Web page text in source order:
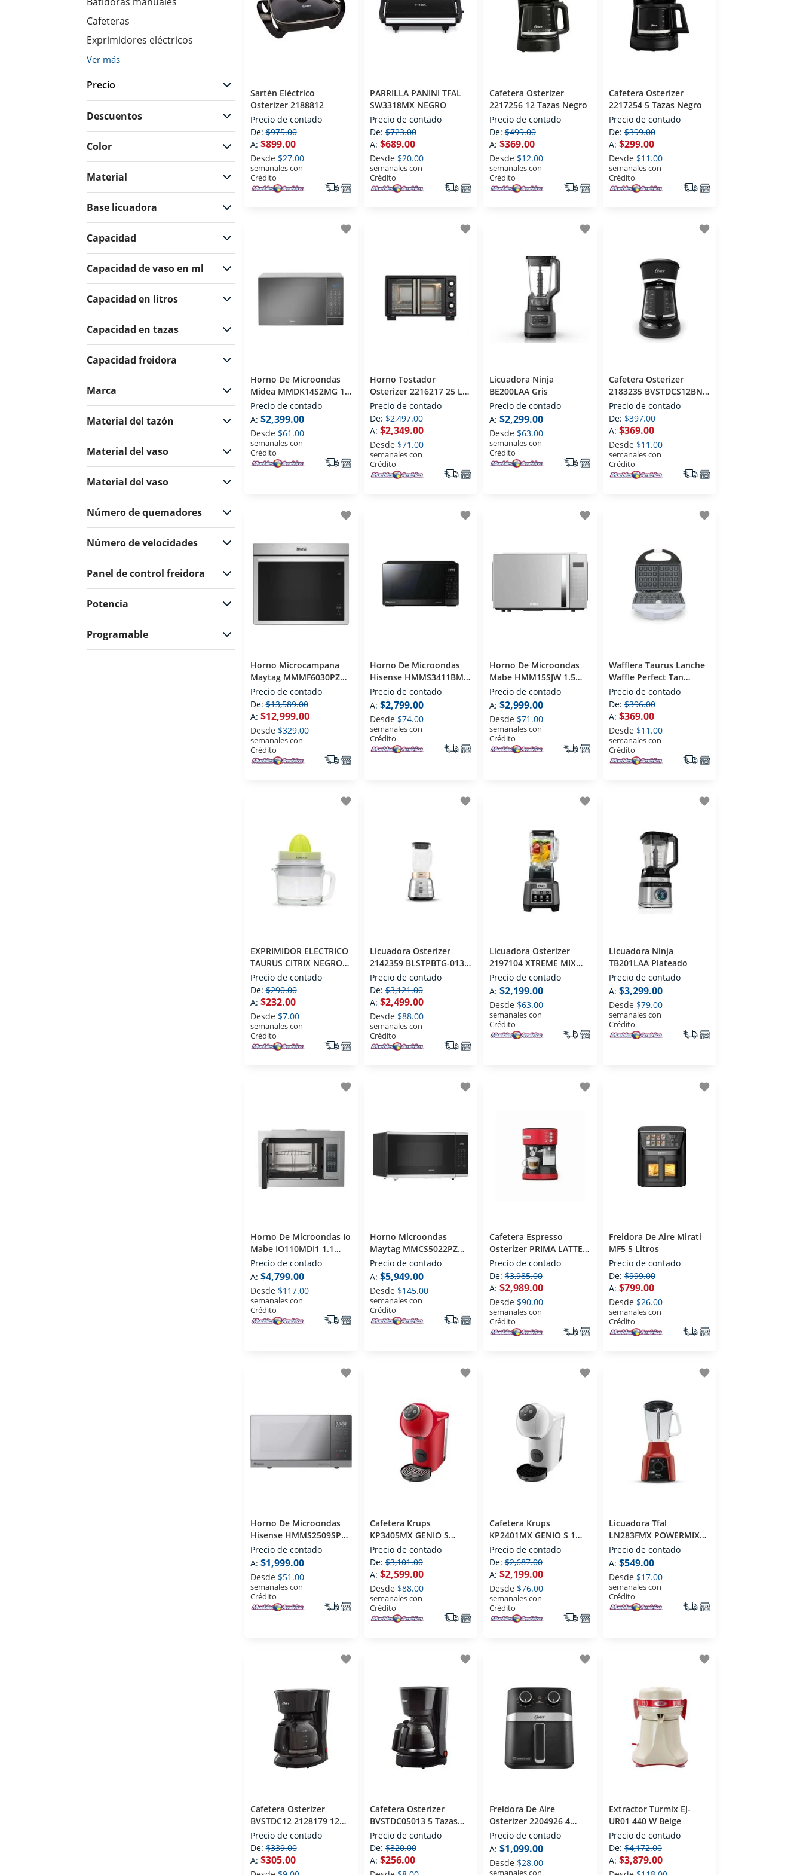
Cafeteras
Exprimidores eléctricos
Ver más
Precio
$169 $12999
Descuentos
Color
Material
Base licuadora
Capacidad
Capacidad de vaso en ml
Capacidad en litros
Capacidad en tazas
Capacidad freidora
Marca
Material del tazón
Material del vaso
Material del vaso
Número de quemadores
Número de velocidades
Panel de control freidora
Potencia
Programable
Sartén Eléctrico
Osterizer 2188812
Precio de contado
De:$975.00
A: $899.00
Desde $27.00
semanales con
Crédito
PARRILLA PANINI TFAL
SW3318MX NEGRO
Precio de contado
De:$723.00
A: $689.00
Desde $20.00
semanales con
Crédito
Cafetera Osterizer
2217256 12 Tazas Negro
Precio de contado
De:$499.00
A: $369.00
Desde $12.00
semanales con
Crédito
Cafetera Osterizer
2217254 5 Tazas Negro
Precio de contado
De:$399.00
A: $299.00
Desde $11.00
semanales con
Crédito
favorite
Horno De Microondas
Midea MMDK14S2MG 1.4
Pies Plata / Negro
Precio de contado
A: $2,399.00
Desde $61.00
semanales con
Crédito
favorite
Horno Tostador
Osterizer 2216217 25 Lts
Negro
Precio de contado
De:$2,497.00
A: $2,349.00
Desde $71.00
semanales con
Crédito
favorite
Licuadora Ninja
BE200LAA Gris
Precio de contado
A: $2,299.00
Desde $63.00
semanales con
Crédito
favorite
Cafetera Osterizer
2183235 BVSTDCS12BN
12 Tazas Negro
Precio de contado
De:$397.00
A: $369.00
Desde $11.00
semanales con
Crédito
favorite
Horno Microcampana
Maytag MMMF6030PZ
1.1 Pies Acero
Inoxidable
Precio de contado
De:$13,589.00
A: $12,999.00
Desde $329.00
semanales con
Crédito
favorite
Horno De Microondas
Hisense HMMS3411BMV
1.4 Pies Negro
Precio de contado
A: $2,799.00
Desde $74.00
semanales con
Crédito
favorite
Horno De Microondas
Mabe HMM15SJW 1.5
Pies Gris
Precio de contado
A: $2,999.00
Desde $71.00
semanales con
Crédito
favorite
Wafflera Taurus Lanche
Waffle Perfect Tan
Blanco
Precio de contado
De:$396.00
A: $369.00
Desde $11.00
semanales con
Crédito
favorite
EXPRIMIDOR ELECTRICO
TAURUS CITRIX NEGRO
1L
Precio de contado
De:$290.00
A: $232.00
Desde $7.00
semanales con
Crédito
favorite
Licuadora Osterizer
2142359 BLSTPBTG-013
Metálica
Precio de contado
De:$3,121.00
A: $2,499.00
Desde $88.00
semanales con
Crédito
favorite
Licuadora Osterizer
2197104 XTREME MIX
Gris
Precio de contado
A: $2,199.00
Desde $63.00
semanales con
Crédito
favorite
Licuadora Ninja
TB201LAA Plateado
Precio de contado
A: $3,299.00
Desde $79.00
semanales con
Crédito
favorite
Horno De Microondas Io
Mabe IO110MDI1 1.1
Pies Acero Inoxidable
Precio de contado
A: $4,799.00
Desde $117.00
semanales con
Crédito
favorite
Horno Microondas
Maytag MMCS5022PZ
2.2 Pies Acero
Inoxidable
Precio de contado
A: $5,949.00
Desde $145.00
semanales con
Crédito
favorite
Cafetera Espresso
Osterizer PRIMA LATTE
BVSTEM6603R-013
2121967 1 Taza Rojo
Precio de contado
De:$3,985.00
A: $2,989.00
Desde $90.00
semanales con
Crédito
favorite
Freidora De Aire Mirati
MF5 5 Litros
Precio de contado
De:$999.00
A: $799.00
Desde $26.00
semanales con
Crédito
favorite
Horno De Microondas
Hisense HMMS2509SP
0.9 Pies Plata
Precio de contado
A: $1,999.00
Desde $51.00
semanales con
Crédito
favorite
Cafetera Krups
KP3405MX GENIO S
PLUS 1 Taza Rojo
Precio de contado
De:$3,101.00
A: $2,599.00
Desde $88.00
semanales con
Crédito
favorite
Cafetera Krups
KP2401MX GENIO S 1
Taza Blanco
Precio de contado
De:$2,687.00
A: $2,199.00
Desde $76.00
semanales con
Crédito
favorite
Licuadora Tfal
LN283FMX POWERMIX
Rojo
Precio de contado
A: $549.00
Desde $17.00
semanales con
Crédito
favorite
Cafetera Osterizer
BVSTDC12 2128179 12
Tazas Negro
Precio de contado
De:$339.00
A: $305.00
favorite
Cafetera Osterizer
BVSTDC05013 5 Tazas
Negro
Precio de contado
De:$320.00
A: $256.00
favorite
Freidora De Aire
Osterizer 2204926 4
Litros
Precio de contado
A: $1,099.00
Desde $28.00
semanales con
favorite
Extractor Turmix EJ-
UR01 440 W Beige
Precio de contado
De:$4,172.00
A: $3,879.00